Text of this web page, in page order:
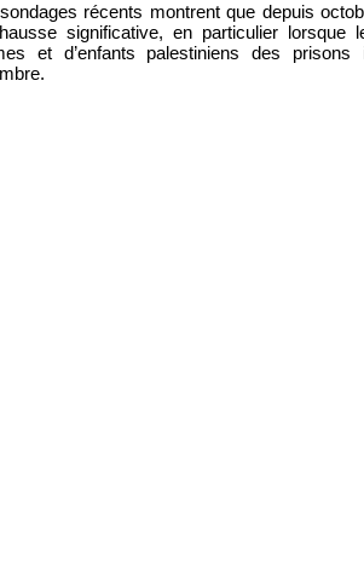
récents montrent que depuis
significative, en particulier
et d’enfants palestiniens des